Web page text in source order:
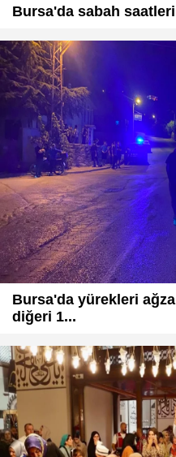
Bursa'da sabah
Bursa'da yürekleri
diğeri 1...